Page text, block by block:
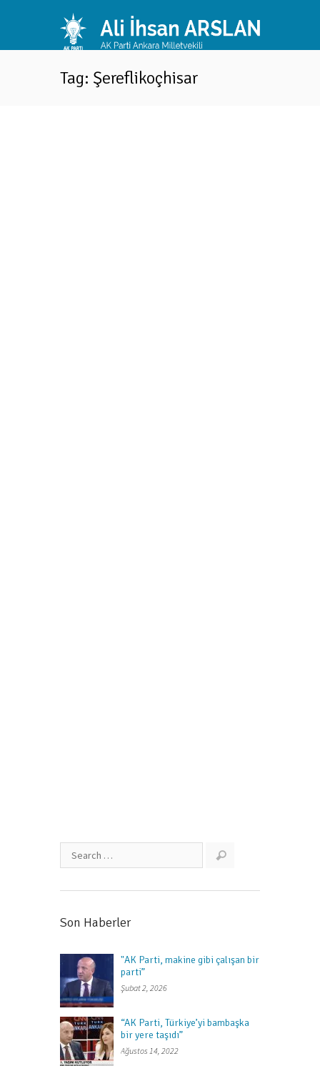
Tag: Şereflikoçhisar
Son Haberler
"AK Parti, makine gibi çalışan bir
parti”
Şubat 2, 2026
“AK Parti, Türkiye’yi bambaşka
bir yere taşıdı”
Ağustos 14, 2022